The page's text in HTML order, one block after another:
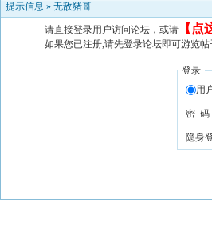
提示信息 » 无敌猪哥
请直接登录用户访问论坛，或请 【 点
如果您已注册,请先登录论坛即可游览帖
登录
用
密 码
隐身